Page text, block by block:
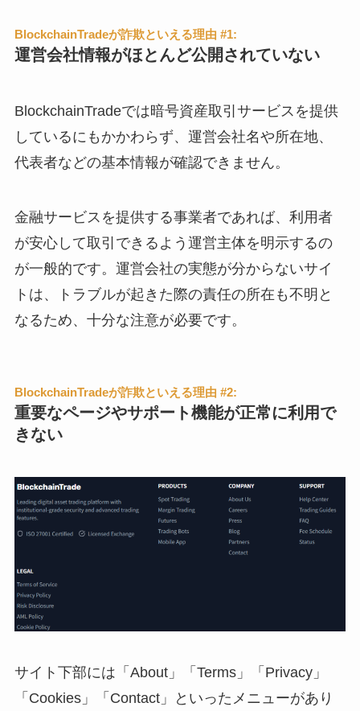
BlockchainTradeが詐欺といえる理由 #1:
運営会社情報がほとんど公開されていない
BlockchainTradeでは暗号資産取引サービスを提供
しているにもかかわらず、運営会社名や所在地、
代表者などの基本情報が確認できません。
金融サービスを提供する事業者であれば、利用者
が安心して取引できるよう運営主体を明示するの
が一般的です。運営会社の実態が分からないサイ
トは、トラブルが起きた際の責任の所在も不明と
なるため、十分な注意が必要です。
BlockchainTradeが詐欺といえる理由 #2:
重要なページやサポート機能が正常に利用で
きない
サイト下部には「About」「Terms」「Privacy」
「Cookies」「Contact」といったメニューがあり